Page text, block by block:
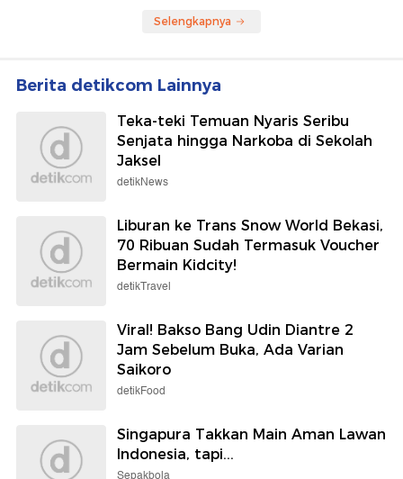
Selengkapnya
Berita detikcom Lainnya
Teka-teki Temuan Nyaris Seribu
Senjata hingga Narkoba di Sekolah
Jaksel
detikNews
Liburan ke Trans Snow World Bekasi,
70 Ribuan Sudah Termasuk Voucher
Bermain Kidcity!
detikTravel
Viral! Bakso Bang Udin Diantre 2
Jam Sebelum Buka, Ada Varian
Saikoro
detikFood
Singapura Takkan Main Aman Lawan
Indonesia, tapi...